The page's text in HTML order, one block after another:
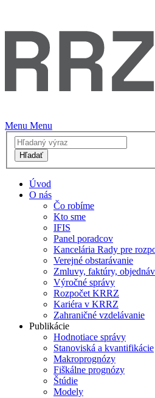
Menu Menu
Hľadať
Úvod
O nás
Čo robíme
Kto sme
IFIS
Panel poradcov
Kancelária Rady pre
Verejné obstarávanie
Zmluvy, faktúry,
Výročné správy
Rozpočet KRRZ
Kariéra v KRRZ
Zahraničné vzdelávanie
Publikácie
Hodnotiace správy
Stanoviská a kvantifikácie
Makroprognózy
Fiškálne prognózy
Štúdie
Modely